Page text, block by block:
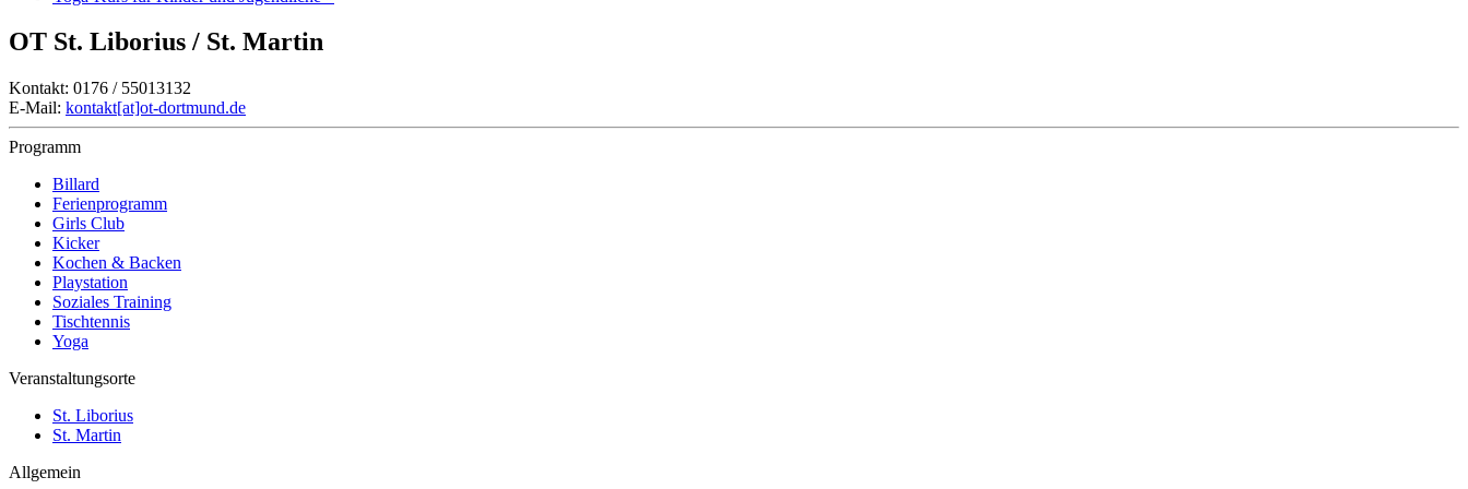
OT St. Liborius / St. Martin
Kontakt: 0176 / 55013132
E-Mail: kontakt[at]ot-dortmund.de
Programm
Billard
Ferienprogramm
Girls Club
Kicker
Kochen & Backen
Playstation
Soziales Training
Tischtennis
Yoga
Veranstaltungsorte
St. Liborius
St. Martin
Allgemein